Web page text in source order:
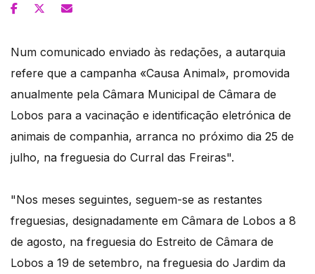
Num comunicado enviado às redações, a autarquia
refere que a campanha «Causa Animal», promovida
anualmente pela Câmara Municipal de Câmara de
Lobos para a vacinação e identificação eletrónica de
animais de companhia, arranca no próximo dia 25 de
julho, na freguesia do Curral das Freiras".
"Nos meses seguintes, seguem-se as restantes
freguesias, designadamente em Câmara de Lobos a 8
de agosto, na freguesia do Estreito de Câmara de
Lobos a 19 de setembro, na freguesia do Jardim da